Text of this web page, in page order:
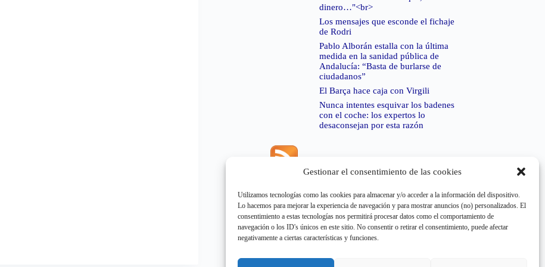
Gestionar el consentimiento de las cookies
Utilizamos tecnologías como las cookies para almacenar y/o acceder a la información del dispositivo.
Lo hacemos para mejorar la experiencia de navegación y para mostrar anuncios (no) personalizados. El
consentimiento a estas tecnologías nos permitirá procesar datos como el comportamiento de
navegación o los ID's únicos en este sitio. No consentir o retirar el consentimiento, puede afectar
negativamente a ciertas características y funciones.
dinero…"<br>
Los mensajes que esconde el fichaje
de Rodri
Pablo Alborán estalla con la última
medida en la sanidad pública de
Andalucía: “Basta de burlarse de
ciudadanos”
El Barça hace caja con Virgili
Nunca intentes esquivar los badenes
con el coche: los expertos lo
desaconsejan por esta razón
Error de RSS:Retrieved unsupported status code
"404"